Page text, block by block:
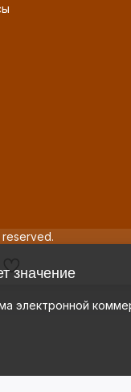
значение
электронной